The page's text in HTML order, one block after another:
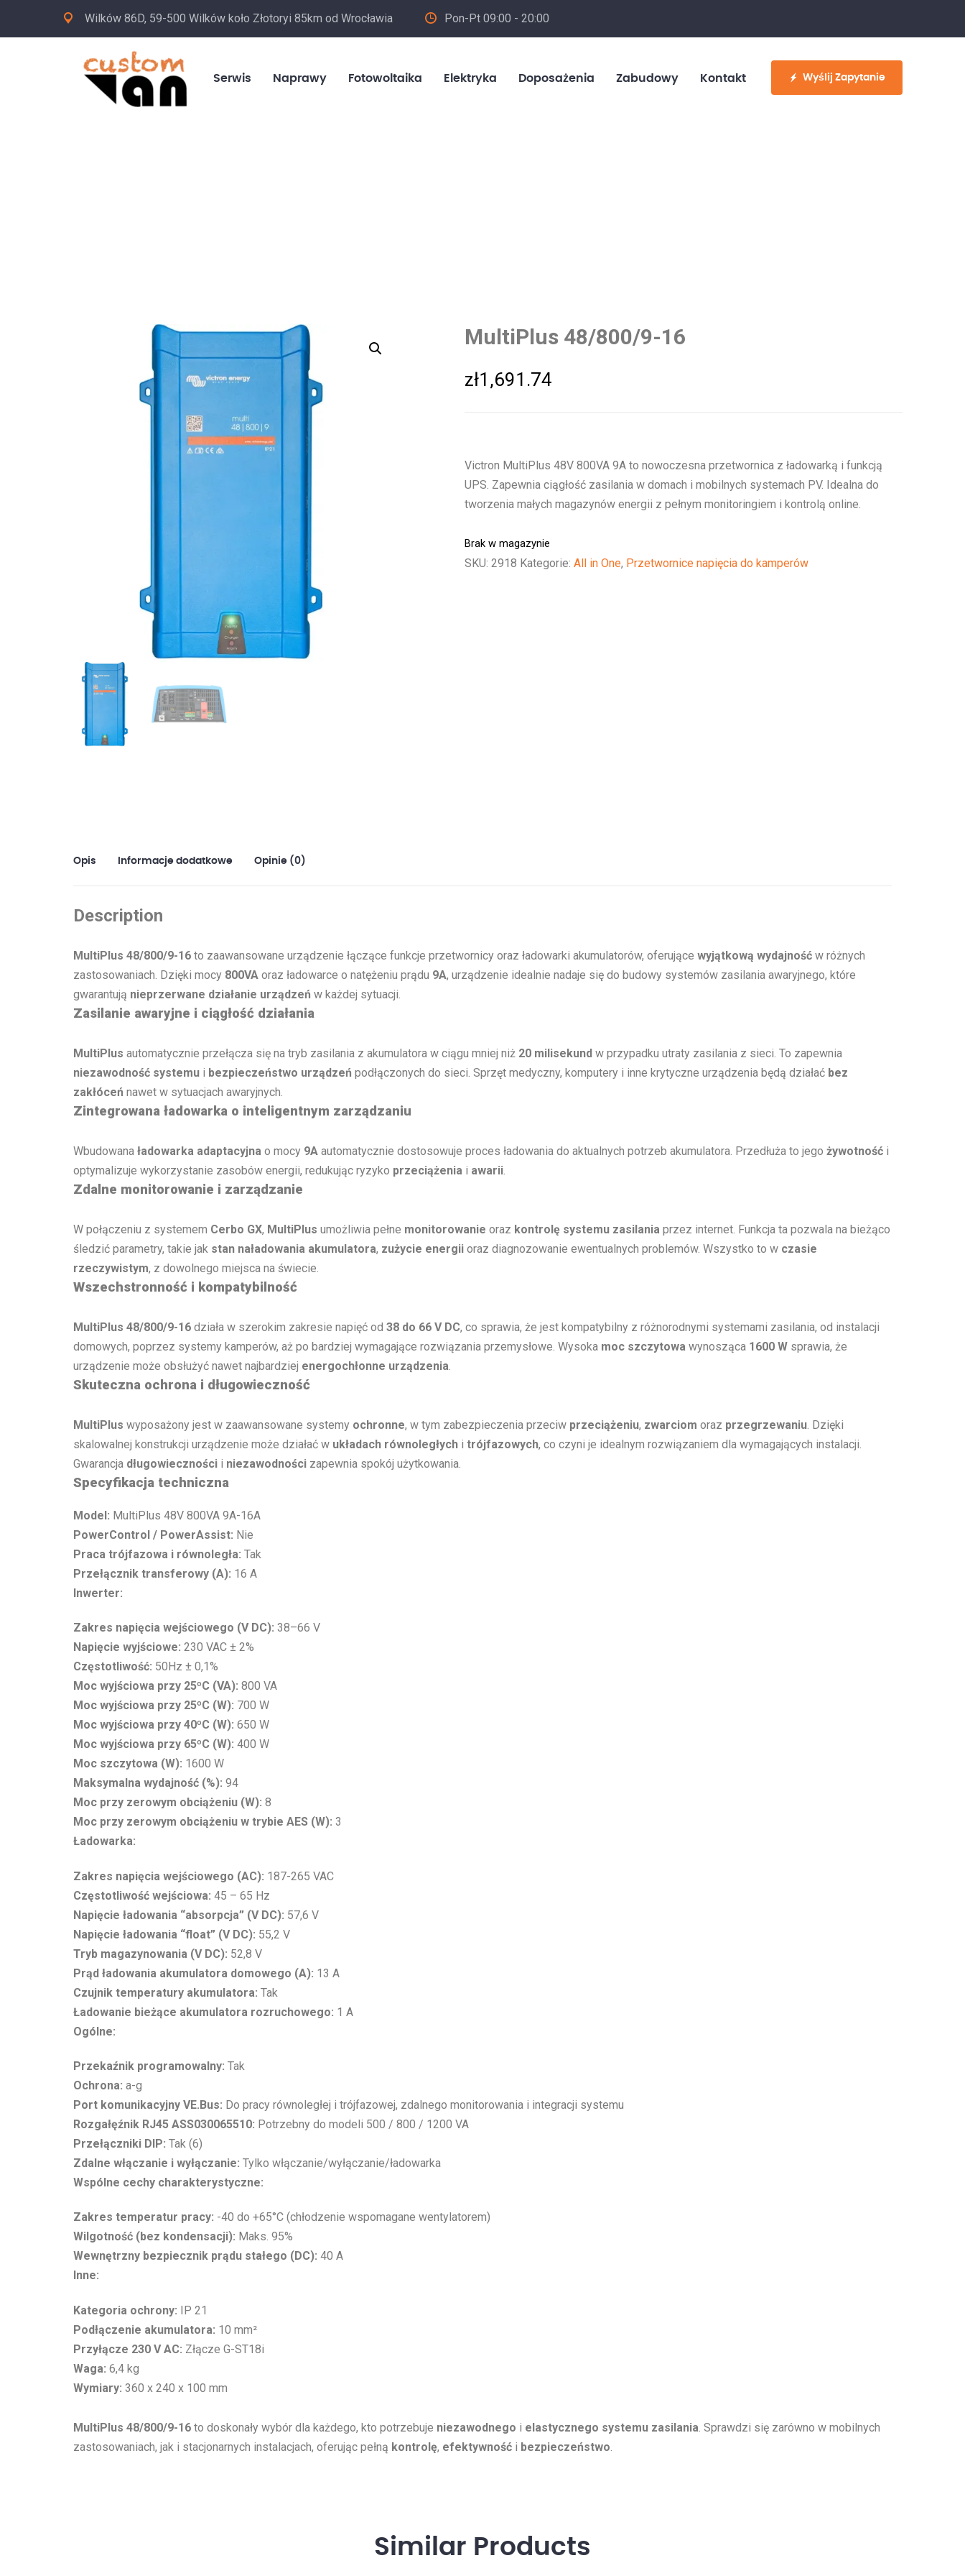
Wilków 86D, 59-500 Wilków koło Złotoryi 85km od Wrocławia Pon-Pt 09:00 - 20:00
530 886 214
Serwis Naprawy Fotowoltaika Elektryka Doposażenia Zabudowy Kontakt Wyślij Zapytanie
MultiPlus 48/800/9-16
zł1,691.74
Victron MultiPlus 48V 800VA 9A to nowoczesna przetwornica z ładowarką i funkcją
UPS. Zapewnia ciągłość zasilania w domach i mobilnych systemach PV. Idealna do
tworzenia małych magazynów energii z pełnym monitoringiem i kontrolą online.
Brak w magazynie
SKU: 2918 Kategorie: All in One, Przetwornice napięcia do kamperów
Opis Informacje dodatkowe Opinie (0)
Description
MultiPlus 48/800/9-16 to zaawansowane urządzenie łączące funkcje przetwornicy oraz ładowarki akumulatorów, oferujące wyjątkową wydajność w różnych
zastosowaniach. Dzięki mocy 800VA oraz ładowarce o natężeniu prądu 9A, urządzenie idealnie nadaje się do budowy systemów zasilania awaryjnego, które
gwarantują nieprzerwane działanie urządzeń w każdej sytuacji.
Zasilanie awaryjne i ciągłość działania
MultiPlus automatycznie przełącza się na tryb zasilania z akumulatora w ciągu mniej niż 20 milisekund w przypadku utraty zasilania z sieci. To zapewnia
niezawodność systemu i bezpieczeństwo urządzeń podłączonych do sieci. Sprzęt medyczny, komputery i inne krytyczne urządzenia będą działać bez
zakłóceń nawet w sytuacjach awaryjnych.
Zintegrowana ładowarka o inteligentnym zarządzaniu
Wbudowana ładowarka adaptacyjna o mocy 9A automatycznie dostosowuje proces ładowania do aktualnych potrzeb akumulatora. Przedłuża to jego żywotność i
optymalizuje wykorzystanie zasobów energii, redukując ryzyko przeciążenia i awarii
Zdalne monitorowanie i zarządzanie
W połączeniu z systemem Cerbo GX, MultiPlus umożliwia pełne monitorowanie oraz kontrolę systemu zasilania przez internet. Funkcja ta pozwala na bieżąco
śledzić parametry, takie jak stan naładowania akumulatora, zużycie energii oraz diagnozowanie ewentualnych problemów. Wszystko to w czasie
rzeczywistym, z dowolnego miejsca na świecie.
Wszechstronność i kompatybilność
MultiPlus 48/800/9-16 działa w szerokim zakresie napięć od 38 do 66 V DC, co sprawia, że jest kompatybilny z różnorodnymi systemami zasilania, od instalacji
domowych, poprzez systemy kamperów, aż po bardziej wymagające rozwiązania przemysłowe. Wysoka moc szczytowa wynosząca 1600 W sprawia, że
urządzenie może obsłużyć nawet najbardziej energochłonne urządzenia
Skuteczna ochrona i długowieczność
MultiPlus wyposażony jest w zaawansowane systemy ochronne, w tym zabezpieczenia przeciw przeciążeniu, zwarciom oraz przegrzewaniu . Dzięki
skalowalnej konstrukcji urządzenie może działać w układach równoległych i trójfazowych, co czyni je idealnym rozwiązaniem dla wymagających instalacji.
Gwarancja długowieczności i niezawodności zapewnia spokój użytkowania.
Specyfikacja techniczna
Model: MultiPlus 48V 800VA 9A-16A
PowerControl / PowerAssist: Nie
Praca trójfazowa i równoległa: Tak
Przełącznik transferowy (A): 16 A
Inwerter:
Zakres napięcia wejściowego (V DC): 38–66 V
Napięcie wyjściowe: 230 VAC ± 2%
Częstotliwość: 50Hz ± 0,1%
Moc wyjściowa przy 25ºC (VA): 800 VA
Moc wyjściowa przy 25ºC (W): 700 W
Moc wyjściowa przy 40ºC (W): 650 W
Moc wyjściowa przy 65ºC (W): 400 W
Moc szczytowa (W): 1600 W
Maksymalna wydajność (%): 94
Moc przy zerowym obciążeniu (W): 8
Moc przy zerowym obciążeniu w trybie AES (W): 3
Ładowarka:
Zakres napięcia wejściowego (AC): 187-265 VAC
Częstotliwość wejściowa: 45 – 65 Hz
Napięcie ładowania “absorpcja” (V DC): 57,6 V
Napięcie ładowania “float” (V DC): 55,2 V
Tryb magazynowania (V DC): 52,8 V
Prąd ładowania akumulatora domowego (A): 13 A
Czujnik temperatury akumulatora: Tak
Ładowanie bieżące akumulatora rozruchowego: 1 A
Ogólne:
Przekaźnik programowalny: Tak
Ochrona: a-g
Port komunikacyjny VE.Bus: Do pracy równoległej i trójfazowej, zdalnego monitorowania i integracji systemu
Rozgałęźnik RJ45 ASS030065510: Potrzebny do modeli 500 / 800 / 1200 VA
Przełączniki DIP: Tak (6)
Zdalne włączanie i wyłączanie: Tylko włączanie/wyłączanie/ładowarka
Wspólne cechy charakterystyczne:
Zakres temperatur pracy: -40 do +65°C (chłodzenie wspomagane wentylatorem)
Wilgotność (bez kondensacji): Maks. 95%
Wewnętrzny bezpiecznik prądu stałego (DC): 40 A
Inne:
Kategoria ochrony: IP 21
Podłączenie akumulatora: 10 mm²
Przyłącze 230 V AC: Złącze G-ST18i
Waga: 6,4 kg
Wymiary: 360 x 240 x 100 mm
MultiPlus 48/800/9-16 to doskonały wybór dla każdego, kto potrzebuje niezawodnego i elastycznego systemu zasilania . Sprawdzi się zarówno w mobilnych
zastosowaniach, jak i stacjonarnych instalacjach, oferując pełną kontrolę, efektywność i bezpieczeństwo
Similar Products